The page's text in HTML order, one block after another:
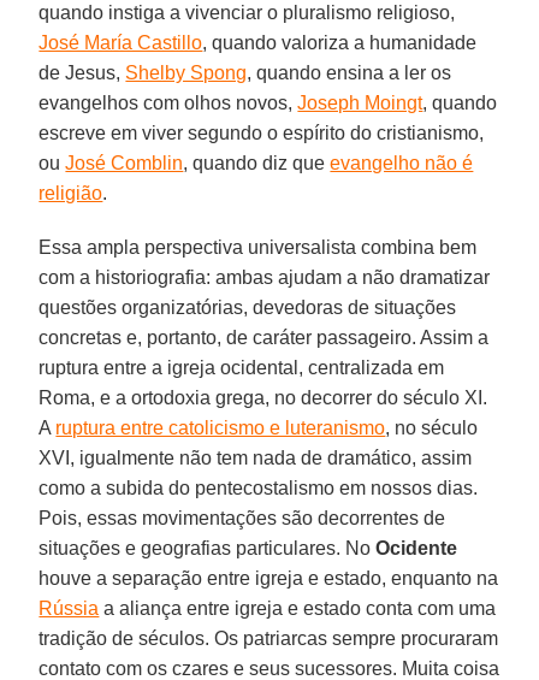
quando instiga a vivenciar o pluralismo religioso,
José María Castillo, quando valoriza a humanidade
de Jesus, Shelby Spong, quando ensina a ler os
evangelhos com olhos novos,Joseph Moingt, quando
escreve em viver segundo o espírito do cristianismo,
ouJosé Comblin, quando diz queevangelho não é
religião.
Essa ampla perspectiva universalista combina bem
com a historiografia: ambas ajudam a não dramatizar
questões organizatórias, devedoras de situações
concretas e, portanto, de caráter passageiro. Assim a
ruptura entre a igreja ocidental, centralizada em
Roma, e a ortodoxia grega, no decorrer do século XI.
A ruptura entre catolicismo e luteranismo, no século
XVI, igualmente não tem nada de dramático, assim
como a subida do pentecostalismo em nossos dias.
Pois, essas movimentações são decorrentes de
situações e geografias particulares. NoOcidente
houve a separação entre igreja e estado, enquanto na
Rússia a aliança entre igreja e estado conta com uma
tradição de séculos. Os patriarcas sempre procuraram
contato com os czares e seus sucessores. Muita coisa